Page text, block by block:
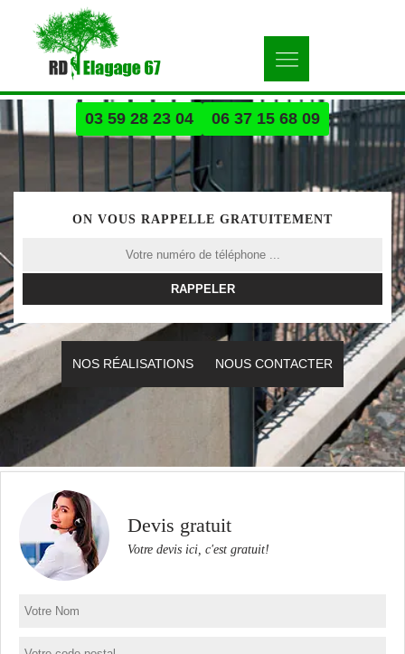
03 59 28 23 04 06 37 15 68 09
ON VOUS RAPPELLE GRATUITEMENT
NOS RÉALISATIONS NOUS CONTACTER
Devis gratuit
Votre devis ici, c'est gratuit!